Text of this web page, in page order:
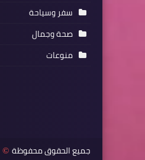
سفر وسياحة
صحة وجمال
منوعات
جميع الحقوق محفوظة ©